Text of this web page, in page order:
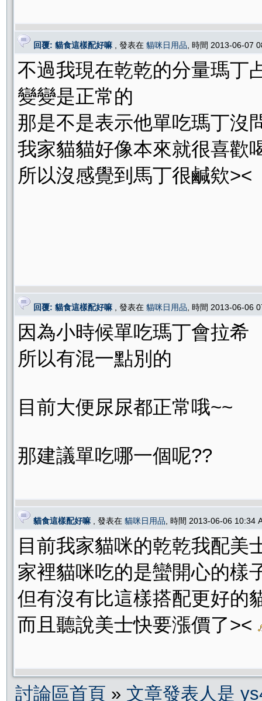
回覆: 貓食這樣配好嘛 , 發表在 貓咪日用品 , 時間 2013-06-07
不過我現在乾乾的分量瑪丁
變變是正常的
那是不是表示他單吃瑪丁沒
我家貓貓好像本來就很喜歡
所以沒感覺到馬丁很鹹欸><
回覆: 貓食這樣配好嘛 , 發表在 貓咪日用品 , 時間 2013-06-06
因為小時候單吃瑪丁會拉希
所以有混一點別的
目前大便尿尿都正常哦~~
那建議單吃哪一個呢??
貓食這樣配好嘛 , 發表在 貓咪日用品 , 時間 2013-06-06 10:34
目前我家貓咪的乾乾我配美
家裡貓咪吃的是蠻開心的樣
但有沒有比這樣搭配更好的
而且聽說美士快要漲價了><
討論區首頁 » 文章發表人是